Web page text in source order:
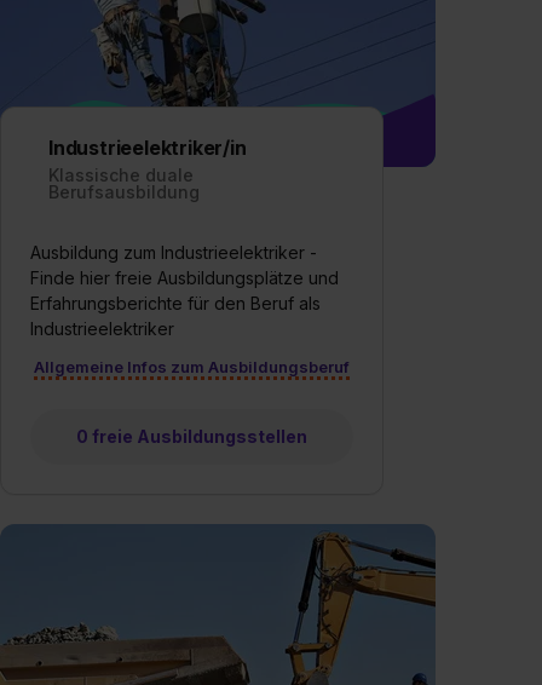
Industrieelektriker/in
Klassische duale
Berufsausbildung
Ausbildung zum Industrieelektriker -
Finde hier freie Ausbildungsplätze und
Erfahrungsberichte für den Beruf als
Industrieelektriker
Allgemeine Infos zum Ausbildungsberuf
0 freie Ausbildungsstellen